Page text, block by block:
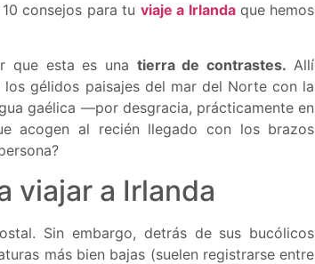
consejos para tu viaje a Irlandaque hemos
que esta es una tierra de contrastes. Allí
gélidos paisajes del mar del Norte con la
gaélica —por desgracia, prácticamente en
acogen al recién llegado con los brazos
viajar a Irlanda
Sin embargo, detrás de sus bucólicos
más bien bajas (suelen registrarse entre